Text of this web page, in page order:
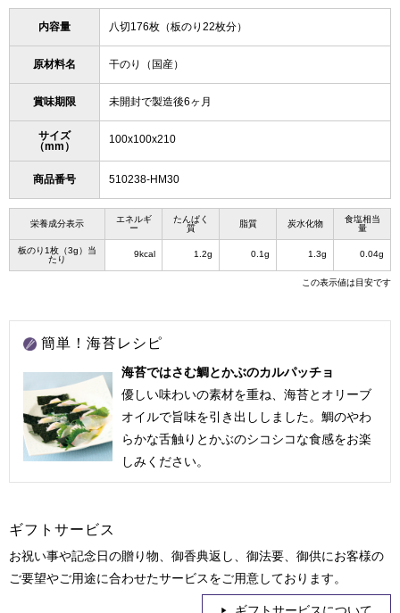
内容量 八切176枚（板のり22枚分）
原材料名 干のり（国産）
賞味期限 未開封で製造後6ヶ月
サイズ
（mm）
100x100x210
商品番号 510238-HM30
栄養成分表示
エネルギ
ー
たんぱく
質
脂質 炭水化物
食塩相当
量
板のり1枚（3g）当
たり
9kcal 1.2g 0.1g 1.3g 0.04g
この表示値は目安です
簡単！海苔レシピ
海苔ではさむ鯛とかぶのカルパッチョ
優しい味わいの素材を重ね、海苔とオリーブ
オイルで旨味を引き出ししました。鯛のやわ
らかな舌触りとかぶのシコシコな食感をお楽
しみください。
ギフトサービス
お祝い事や記念日の贈り物、御香典返し、御法要、御供にお客様の
ご要望やご用途に合わせたサービスをご用意しております。